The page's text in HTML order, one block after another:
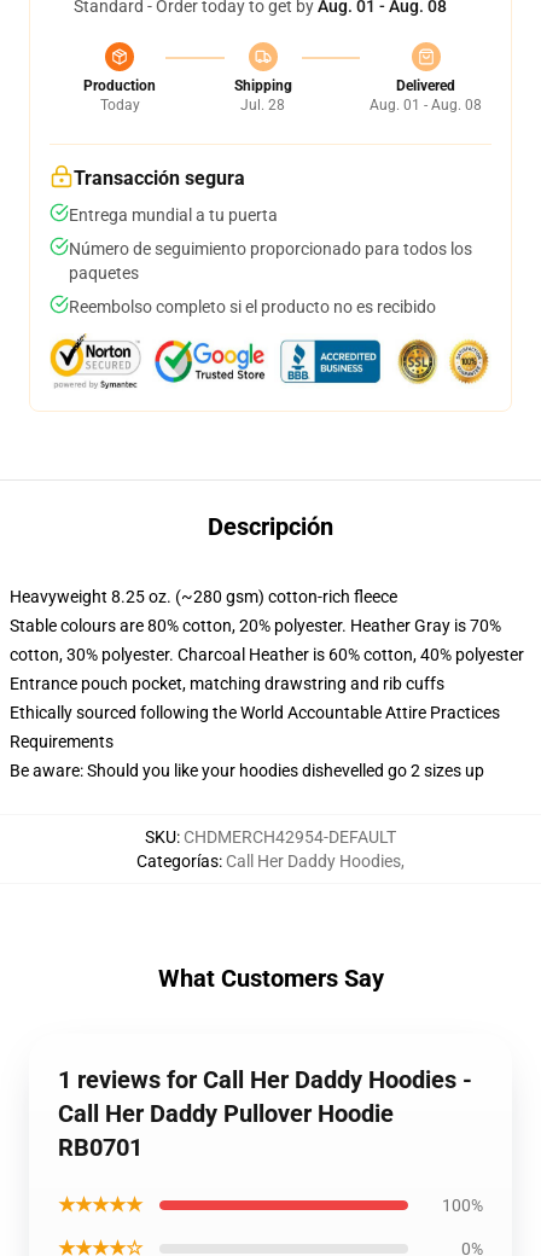
Standard - Order today to get byAug. 01 - Aug. 08
Production
Today
Shipping
Jul. 28
Delivered
Aug. 01 - Aug. 08
Transacción segura
Entrega mundial a tu puerta
Número de seguimiento proporcionado para todos los
paquetes
Reembolso completo si el producto no es recibido
Descripción
Heavyweight 8.25 oz. (~280 gsm) cotton-rich fleece
Stable colours are 80% cotton, 20% polyester. Heather Gray is 70%
cotton, 30% polyester. Charcoal Heather is 60% cotton, 40% polyester
Entrance pouch pocket, matching drawstring and rib cuffs
Ethically sourced following the World Accountable Attire Practices
Requirements
Be aware: Should you like your hoodies dishevelled go 2 sizes up
SKU: CHDMERCH42954-DEFAULT
Categorías: Call Her Daddy Hoodies,
What Customers Say
1 reviews for Call Her Daddy Hoodies -
Call Her Daddy Pullover Hoodie
RB0701
★★★★★ 100%
★★★★☆ 0%